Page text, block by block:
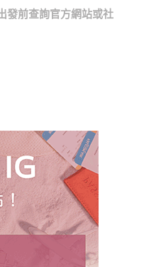
發前查詢官方網站或社